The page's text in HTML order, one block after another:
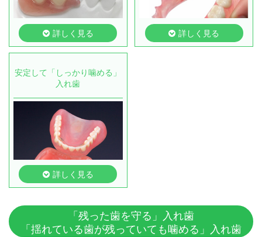
詳しく見る 詳しく見る
安定して「しっかり噛める」
入れ歯
詳しく見る
「残った歯を守る」入れ歯
「揺れている歯が残っていても噛める」入れ歯